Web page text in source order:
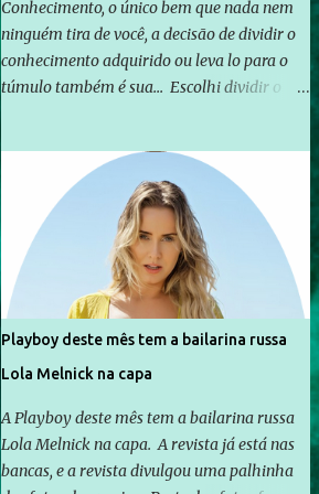
Conhecimento, o único bem que nada nem
ninguém tira de você, a decisão de dividir o
conhecimento adquirido ou leva lo para o
túmulo também é sua... Escolhi dividir o
mais e mais pessoas terem acesso a
educação e ao conhecimento. Não sou
Professor, a mais nobre das profissões, mas
tento ser um empreendedor da
comunicação, que além de informação
cotidiana, corriqueira e cada vez mais
preocupantes, do tipo que você já esta
acostumado a ver neste espaço, vou
trabalhar a ideia que possibilite distribuir
consistente a riqueza do conhecimento...
Exemplo: o cidadão brasileiro não precisa só
ser informado sobre operações da Lava Jato,
Playboy deste mês tem a bailarina russa
Lola Melnick na capa
A Playboy deste mês tem a bailarina russa
Lola Melnick na capa. A revista já está nas
bancas, e a revista divulgou uma palhinha